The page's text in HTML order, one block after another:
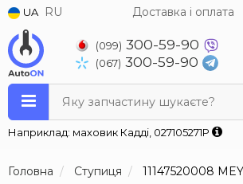
UA RU Доставка і оплата
(099) 300-59-90
(067) 300-59-90
Яку запчастину шукаєте?
Наприклад: маховик Кадді, 027105271P
Головна Ступиця 11147520008